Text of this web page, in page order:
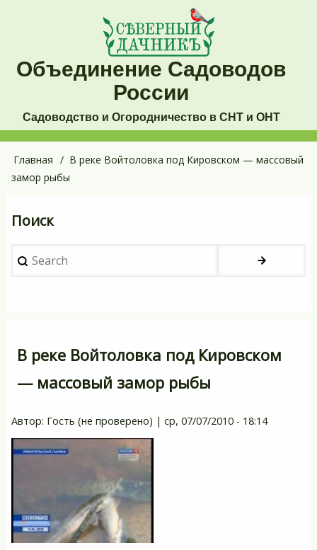
содержанию
Объединение Садоводов
России
Садоводство и Огородничество в СНТ и ОНТ
Основная
навигация
Строка
навигации
Главная
В реке Войтоловка под Кировском — массовый
замор рыбы
Поиск
Search
В реке Войтоловка под Кировском
— массовый замор рыбы
Автор: Гость (не проверено) | ср, 07/07/2010 - 18:14